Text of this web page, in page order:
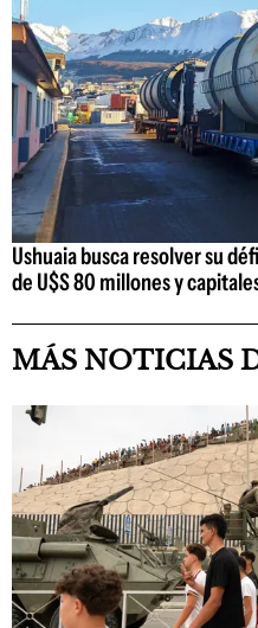
Ushuaia busca resolver su
de U$S 80 millones y
MÁS NOTICIAS